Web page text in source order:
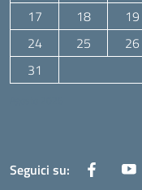
17
18 19
24
25 26
31
Seguici su: